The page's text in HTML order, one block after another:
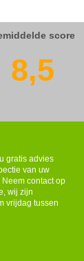
score
8,5
gratis advies
van uw
contact op
wij zijn
vrijdag tussen